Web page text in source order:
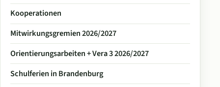
Kooperationen
Mitwirkungsgremien 2026/2027
Orientierungsarbeiten + Vera 3 2026/2027
Schulferien in Brandenburg